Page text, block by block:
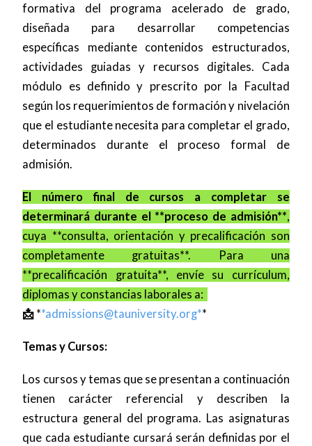
formativa del programa acelerado de grado,
diseñada para desarrollar competencias
específicas mediante contenidos estructurados,
actividades guiadas y recursos digitales. Cada
módulo es definido y prescrito por la Facultad
según los requerimientos de formación y nivelación
que el estudiante necesita para completar el grado,
determinados durante el proceso formal de
admisión.
El número final de cursos a completar se
determinará durante el **proceso de admisión**,
cuya **consulta, orientación y precalificación son
completamente gratuitas**. Para una
**precalificación gratuita**, envíe su currículum,
diplomas y constancias laborales a:
📩 **admissions@tauniversity.org**
Temas y Cursos:
Los cursos y temas que se presentan a continuación
tienen carácter referencial y describen la
estructura general del programa. Las asignaturas
que cada estudiante cursará serán definidas por el